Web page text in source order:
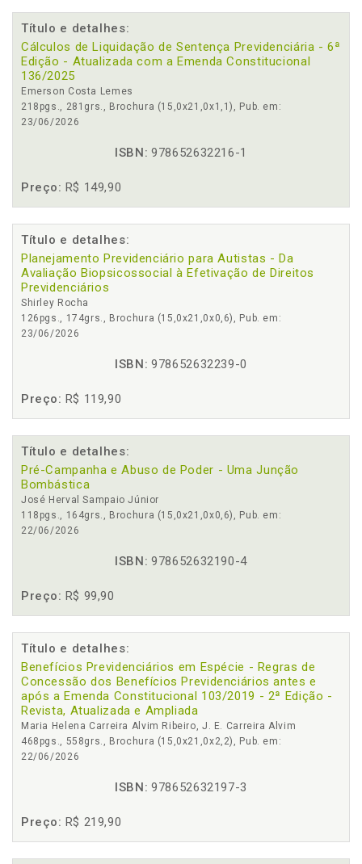
Título e detalhes:
Cálculos de Liquidação de Sentença Previdenciária - 6ª
Edição - Atualizada com a Emenda Constitucional
136/2025
Emerson Costa Lemes
218pgs., 281grs., Brochura (15,0x21,0x1,1), Pub. em:
23/06/2026
ISBN: 978652632216-1
Preço: R$ 149,90
Título e detalhes:
Planejamento Previdenciário para Autistas - Da
Avaliação Biopsicossocial à Efetivação de Direitos
Previdenciários
Shirley Rocha
126pgs., 174grs., Brochura (15,0x21,0x0,6), Pub. em:
23/06/2026
ISBN: 978652632239-0
Preço: R$ 119,90
Título e detalhes:
Pré-Campanha e Abuso de Poder - Uma Junção
Bombástica
José Herval Sampaio Júnior
118pgs., 164grs., Brochura (15,0x21,0x0,6), Pub. em:
22/06/2026
ISBN: 978652632190-4
Preço: R$ 99,90
Título e detalhes:
Benefícios Previdenciários em Espécie - Regras de
Concessão dos Benefícios Previdenciários antes e
após a Emenda Constitucional 103/2019 - 2ª Edição -
Revista, Atualizada e Ampliada
Maria Helena Carreira Alvim Ribeiro, J. E. Carreira Alvim
468pgs., 558grs., Brochura (15,0x21,0x2,2), Pub. em:
22/06/2026
ISBN: 978652632197-3
Preço: R$ 219,90